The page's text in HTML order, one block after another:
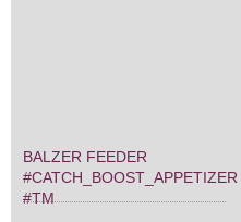
BALZER FEEDER
#CATCH_BOOST_APPETIZER
#TM